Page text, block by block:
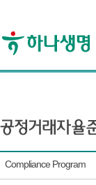
Compliance Program